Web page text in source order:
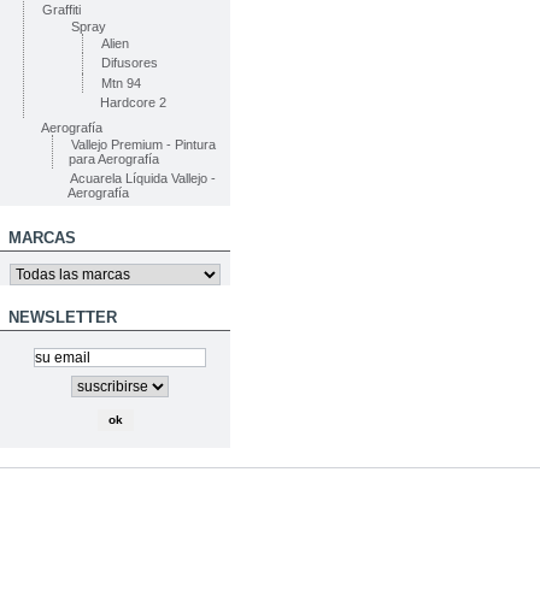
Graffiti
Spray
Alien
Difusores
Mtn 94
Hardcore 2
Aerografía
Vallejo Premium - Pintura
para Aerografía
Acuarela Líquida Vallejo -
Aerografía
MARCAS
NEWSLETTER